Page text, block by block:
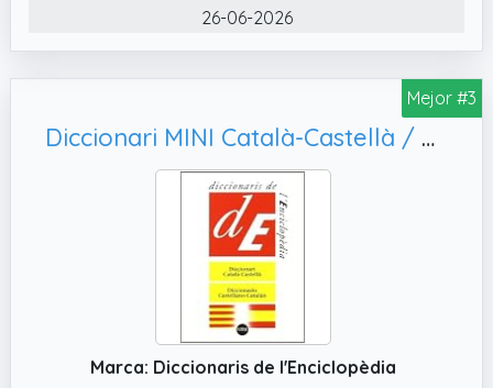
26-06-2026
Mejor #3
Diccionari MINI Català-Castellà / Castellano-Catalán: 5 (Diccionaris Bilingües Mini)
Marca: Diccionaris de l'Enciclopèdia